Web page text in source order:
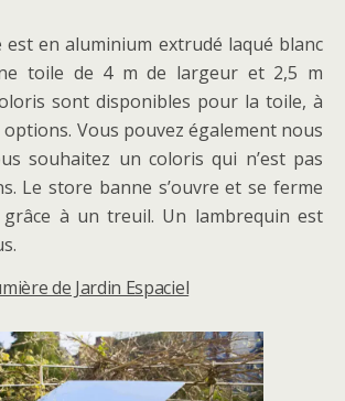
en aluminium extrudé laqué blanc
toile de 4 m de largeur et 2,5 m
sont disponibles pour la toile, à
Vous pouvez également nous
souhaitez un coloris qui n’est pas
Le store banne s’ouvre et se ferme
grâce à un treuil. Un lambrequin est
de Jardin Espaciel